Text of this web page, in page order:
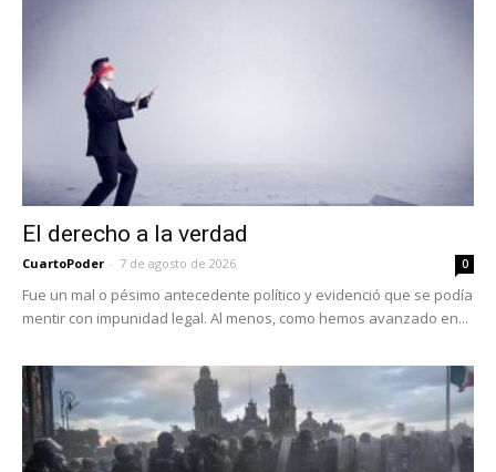
El derecho a la verdad
CuartoPoder - 7 de agosto de 2026 0
Fue un mal o pésimo antecedente político y evidenció que se podía
mentir con impunidad legal. Al menos, como hemos avanzado en...